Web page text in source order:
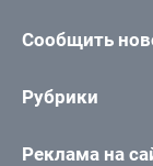
Сообщить
Рубрики
Реклама на